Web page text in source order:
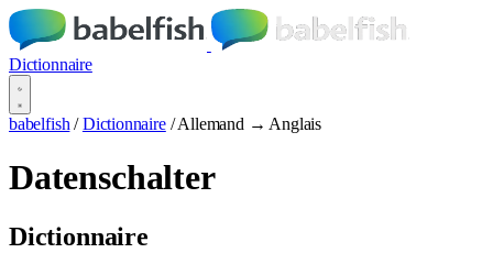
Dictionnaire
babelfish / Dictionnaire / Allemand → Anglais
Datenschalter
Dictionnaire